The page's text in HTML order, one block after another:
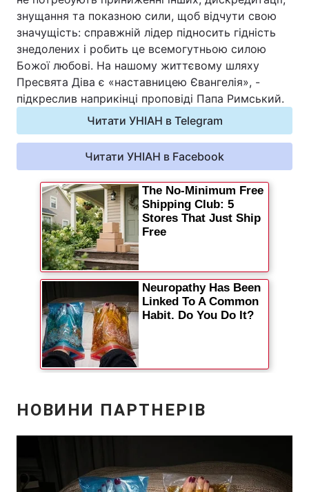
Інтерв'ю Думки
Архів Вакансії
Контакти
Реклама на сайті Фотобанк
Моніторинг Пресцентр
знущання та показною сили, щоб відчути свою
значущість: справжній лідер підносить гідність
знедолених і робить це всемогутньою силою
Божої любові. На нашому життєвому шляху
Пресвята Діва є «наставницею Євангелія», -
підкреслив наприкінці проповіді Папа Римський.
Читати УНІАН в Telegram
Читати УНІАН в Facebook